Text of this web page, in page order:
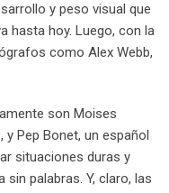
y peso visual que
hasta hoy. Luego, con la
como Alex Webb,
son Moises
Pep Bonet, un español
situaciones duras y
palabras. Y, claro, las